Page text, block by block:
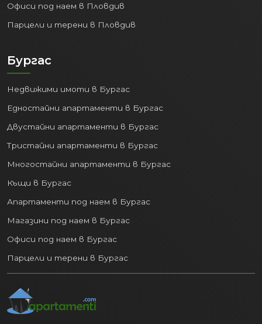
Офиси под наем в Пловдив
Парцели и терени в Пловдив
Бургас
Недвижими имоти в Бургас
Едностайни апартаменти в Бургас
Двустайни апартаменти в Бургас
Тристайни апартаменти в Бургас
Многостайни апартаменти в Бургас
Къщи в Бургас
Апартаменти под наем в Бургас
Магазини под наем в Бургас
Офиси под наем в Бургас
Парцели и терени в Бургас